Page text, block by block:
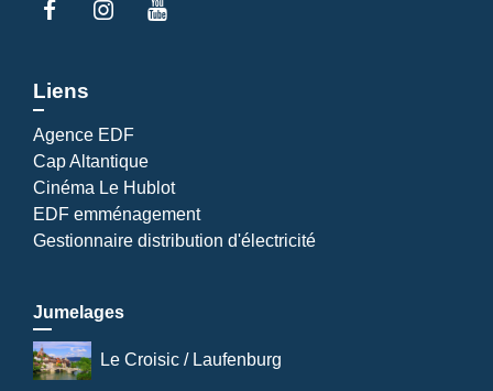
Liens
Agence EDF
Cap Altantique
Cinéma Le Hublot
EDF emménagement
Gestionnaire distribution d'électricité
Jumelages
Le Croisic / Laufenburg